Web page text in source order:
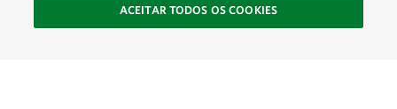
ACEITAR TODOS OS COOKIES